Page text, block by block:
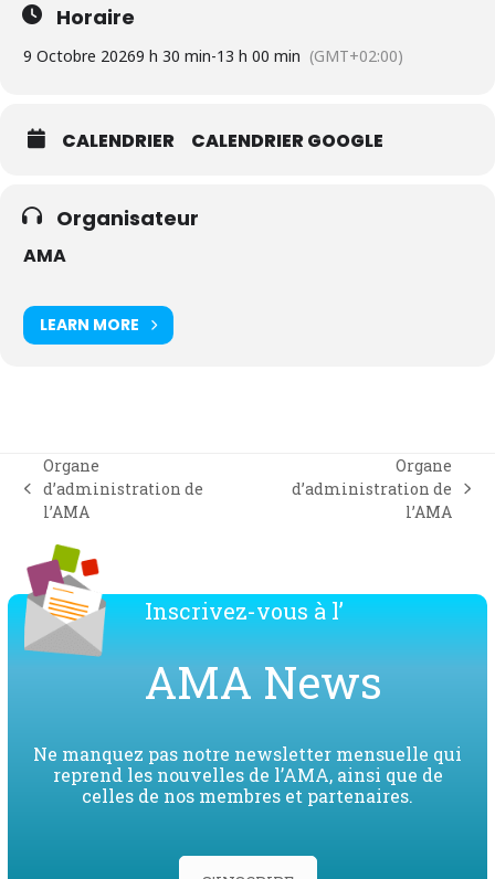
Horaire
9 Octobre 20269 h 30 min-13 h 00 min (GMT+02:00)
CALENDRIER CALENDRIER GOOGLE
Organisateur
AMA
LEARN MORE
previous
post:
Organe
d’administration de
l’AMA
next
Organe
d’administration de
l’AMA
Inscrivez-vous à l’
AMA News
Ne manquez pas notre newsletter mensuelle qui
reprend les nouvelles de l’AMA, ainsi que de
celles de nos membres et partenaires.